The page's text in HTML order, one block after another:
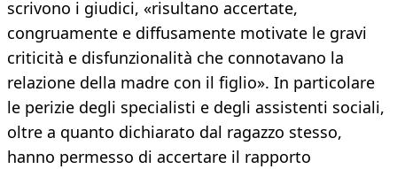
scrivono i giudici, «risultano accertate,
congruamente e diffusamente motivate le gravi
criticità e disfunzionalità che connotavano la
relazione della madre con il figlio». In particolare
le perizie degli specialisti e degli assistenti sociali,
oltre a quanto dichiarato dal ragazzo stesso,
hanno permesso di accertare il rapporto